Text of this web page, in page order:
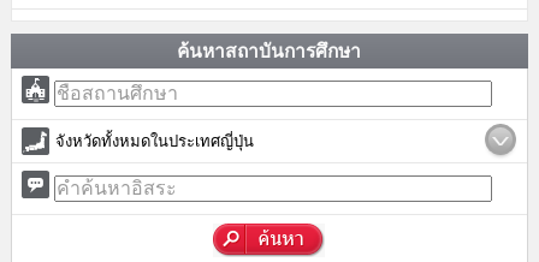
ค้นหาสถาบันการศึกษา
จังหวัดทั้งหมดในประเทศญี่ปุ่น